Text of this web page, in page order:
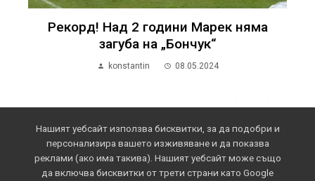
Нашият уебсайт използва бисквитки, за да подобри и
персонализира вашето изживяване и да показва
реклами (ако има такива). Нашият уебсайт може също
да включва бисквитки от трети страни като Google
Рекорд! Над 2 години Марек няма
загуба на „Бончук“
konstantin 08.05.2024